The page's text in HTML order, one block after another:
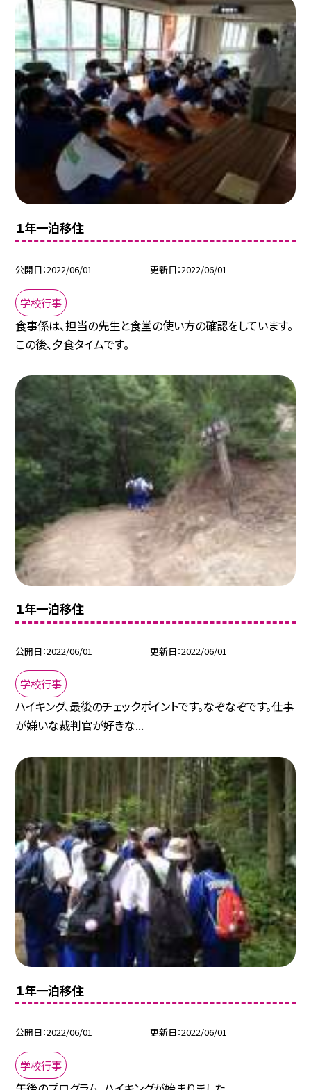
１年一泊移住
公開日 2022/06/01 更新日 2022/06/01
学校行事
食事係は、担当の先生と食堂の使い方の確認をしています。
この後、夕食タイムです。
１年一泊移住
公開日 2022/06/01 更新日 2022/06/01
学校行事
ハイキング、最後のチェックポイントです。なぞなぞです。仕事
が嫌いな裁判官が好きな...
１年一泊移住
公開日 2022/06/01 更新日 2022/06/01
学校行事